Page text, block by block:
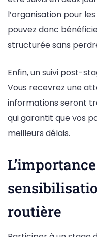
l’organisation pour
pouvez donc
structurée sans
Enfin, un suivi post-
Vous recevrez une
informations seront
qui garantit que vos
meilleurs délais.
routière